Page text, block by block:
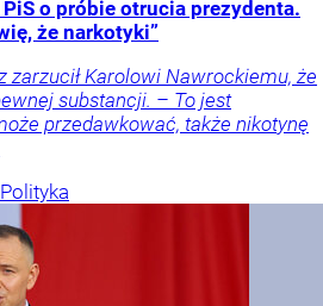
o próbie otrucia prezydenta.
że narkotyki”
Karolowi Nawrockiemu, że
substancji. – To jest
przedawkować, także nikotynę
Polityka